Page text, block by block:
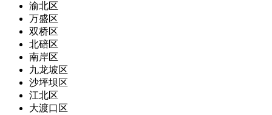
渝北区
万盛区
双桥区
北碚区
南岸区
九龙坡区
沙坪坝区
江北区
大渡口区